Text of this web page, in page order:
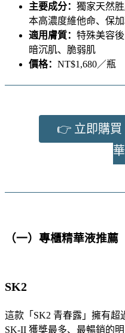
主要成分： 獨家天然
本高濃度維他命、保
適用膚質： 特殊美容
暗沉肌、脆弱肌
價格： NT$1,680／瓶
👉 立即購買
華
（一）專櫃精華液推薦
SK2
這款「 SK2 青春露 」擁有超
SK-II 獲獎最多、最暢銷的